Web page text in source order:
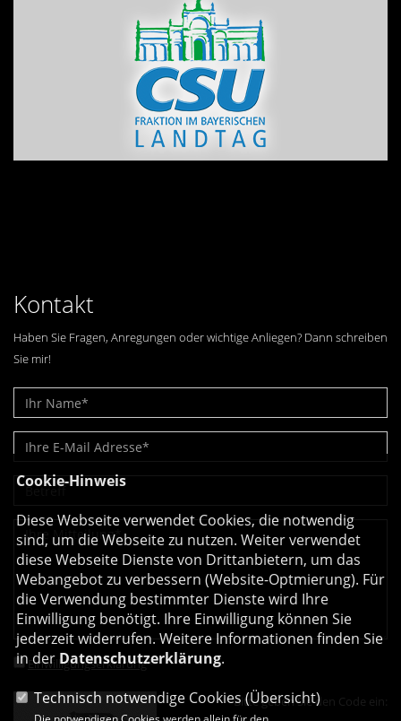
Kontakt
Haben Sie Fragen, Anregungen oder wichtige Anliegen? Dann schreiben
Sie mir!
Einwilligungserklärung*
Bitte geben Sie den Code ein:
Cookie-Hinweis
Diese Webseite verwendet Cookies, die notwendig
sind, um die Webseite zu nutzen. Weiter verwendet
diese Webseite Dienste von Drittanbietern, um das
Webangebot zu verbessern (Website-Optmierung). Für
die Verwendung bestimmter Dienste wird Ihre
Einwilligung benötigt. Ihre Einwilligung können Sie
jederzeit widerrufen. Weitere Informationen finden Sie
in der Datenschutzerklärung.
Technisch notwendige Cookies (Übersicht)